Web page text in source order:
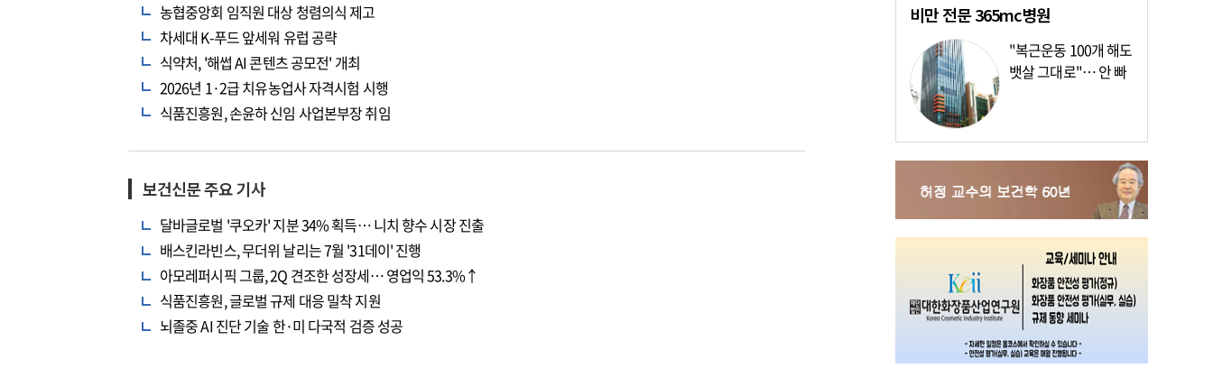
농협중앙회 임직원 대상 청렴의식 제고
차세대 K-푸드 앞세워 유럽 공략
식약처, '해썹 AI 콘텐츠 공모전' 개최
2026년 1·2급 치유농업사 자격시험 시행
식품진흥원, 손윤하 신임 사업본부장 취임
보건신문 주요 기사
달바글로벌 '쿠오카' 지분 34% 획득… 니치 향수 시장 진출
배스킨라빈스, 무더위 날리는 7월 '31데이' 진행
아모레퍼시픽 그룹, 2Q 견조한 성장세… 영업익 53.3%↑
식품진흥원, 글로벌 규제 대응 밀착 지원
뇌졸중 AI 진단 기술 한·미 다국적 검증 성공
비만 전문365mc병원
"복근운동 100개 해도
뱃살 그대로"… 안 빠